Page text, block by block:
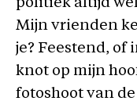
politiek altijd
Mijn vrienden
je? Feestend, of
knot op mijn
fotoshoot van